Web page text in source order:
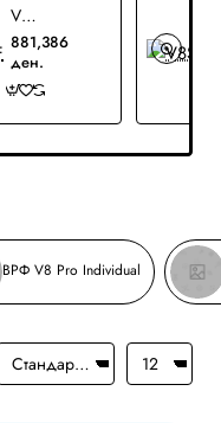
V8S MV8S-615WV2RN1 VRF
881,386
ден.
ВРФ V8 Pro Individual